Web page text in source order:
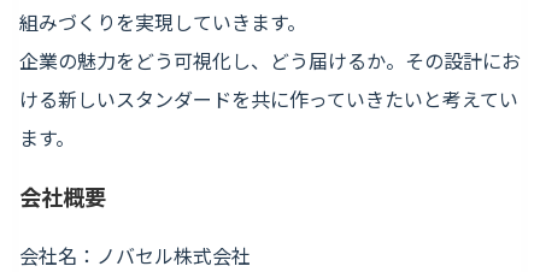
組みづくりを実現していきます。
企業の魅力をどう可視化し、どう届けるか。その設計にお
ける新しいスタンダードを共に作っていきたいと考えてい
ます。
会社概要
会社名：ノバセル株式会社